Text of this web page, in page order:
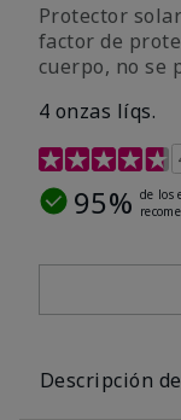
Protector
factor de
cuerpo, no se
4 onzas líqs.
Calificación de
95% de los
Descripción